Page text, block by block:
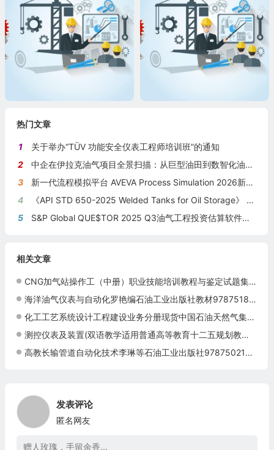
热门文章
1
关于举办“TÜV 功能安全仪表工程师培训班”的通知
2
中企在伊拉克油气项目全景扫描：从巨型油田到数智化油田的系统性布局
3
新一代流程模拟平台 AVEVA Process Simulation 2026新版本发布
4
《API STD 650-2025 Welded Tanks for Oil Storage》 《钢制焊接储油罐》（中英文对照版）
5
S&P Global QUE$TOR 2025 Q3油气工程投资估算软件新版本发布
相关文章
CNG加气站操作工（中册）职业技能培训教程与鉴定试题集9787502152895
海洋油气仪表与自动化罗艳编石油工业出版社教材9787518309429
化工工艺系统设计工程建设业务分册现货中国石油天然气集团公司统编培训教材
测控仪表及装置(双语教学适用普通高等教育十二五规划教材)许秀(编者)9787511418142
高教长输管道自动化技术李琳等石油工业出版社9787502152345
发表评论
匿名网友